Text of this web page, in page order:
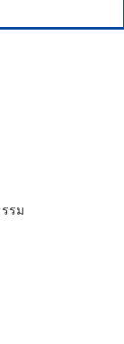
รม